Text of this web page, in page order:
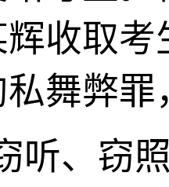
收取
私舞弊
听、窃